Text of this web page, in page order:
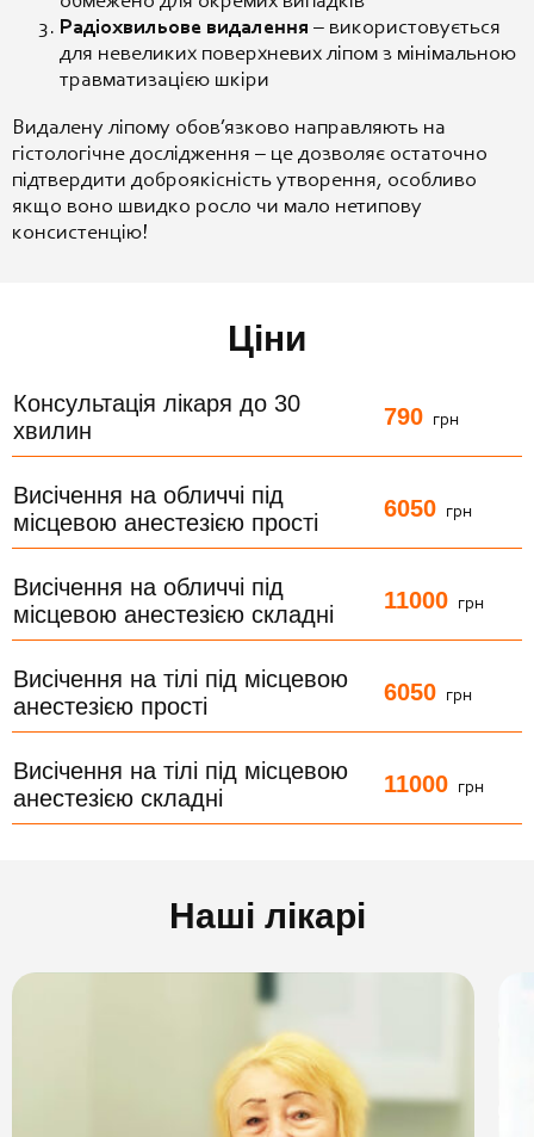
Радіохвильове видалення – використовується
для невеликих поверхневих ліпом з мінімальною
травматизацією шкіри
Видалену ліпому обов’язково направляють на
гістологічне дослідження – це дозволяє остаточно
підтвердити доброякісність утворення, особливо
якщо воно швидко росло чи мало нетипову
консистенцію!
Ціни
Консультація лікаря до 30
хвилин
790 грн
Висічення на обличчі під
місцевою анестезією прості
6050 грн
Висічення на обличчі під
місцевою анестезією складні
11000 грн
Висічення на тілі під місцевою
анестезією прості
6050 грн
Висічення на тілі під місцевою
анестезією складні
11000 грн
Наші лікарі